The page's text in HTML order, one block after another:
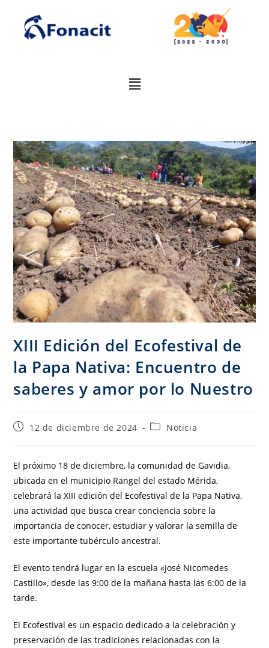
XIII Edición del Ecofestival de
la Papa Nativa: Encuentro de
saberes y amor por lo Nuestro
12 de diciembre de 2024 Noticia
El próximo 18 de diciembre, la comunidad de Gavidia,
ubicada en el municipio Rangel del estado Mérida,
celebrará la XIII edición del Ecofestival de la Papa Nativa,
una actividad que busca crear conciencia sobre la
importancia de conocer, estudiar y valorar la semilla de
este importante tubérculo ancestral.
El evento tendrá lugar en la escuela «José Nicomedes
Castillo», desde las 9:00 de la mañana hasta las 6:00 de la
tarde.
El Ecofestival es un espacio dedicado a la celebración y
preservación de las tradiciones relacionadas con la